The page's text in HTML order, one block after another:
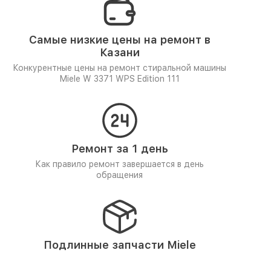
Самые низкие цены на ремонт в
Казани
Конкурентные цены на ремонт стиральной машины
Miele W 3371 WPS Edition 111
Ремонт за 1 день
Как правило ремонт завершается в день
обращения
Подлинные запчасти Miele